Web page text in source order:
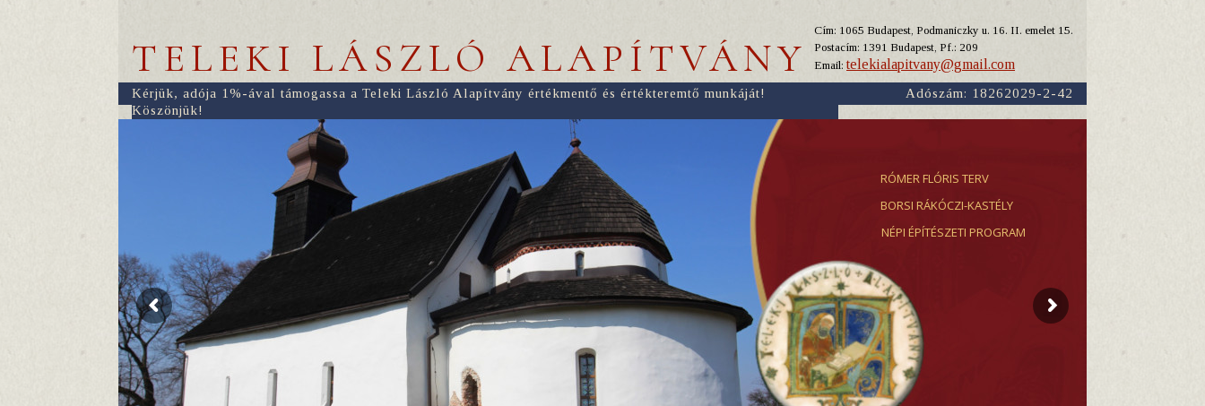
TELEKI LÁSZLÓ ALAPÍTVÁNY
Cím: 1065 Budapest, Podmaniczky u. 16. II. emelet 15.
Postacím: 1391 Budapest, Pf.: 209
Email:telekialapitvany@gmail.com
Kérjük, adója 1%-ával támogassa a Teleki László Alapítvány értékmentő és értékteremtő munkáját!
Köszönjük!
Adószám: 18262029-2-42
RÓMER FLÓRIS TERV
BORSI RÁKÓCZI-KASTÉLY
NÉPI ÉPÍTÉSZETI PROGRAM